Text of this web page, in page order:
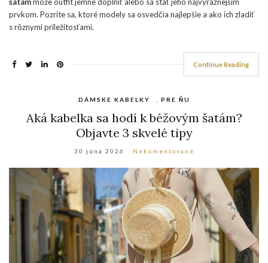
prvkom. Pozrite sa, ktoré modely sa osvedčia najlepšie a ako ich zladiť
s rôznymi príležitosťami.
Continue Reading
DÁMSKE KABELKY PRE ŇU
Aká kabelka sa hodí k béžovým šatám?
Objavte 3 skvelé tipy
30 júna 2026 Nekomentované